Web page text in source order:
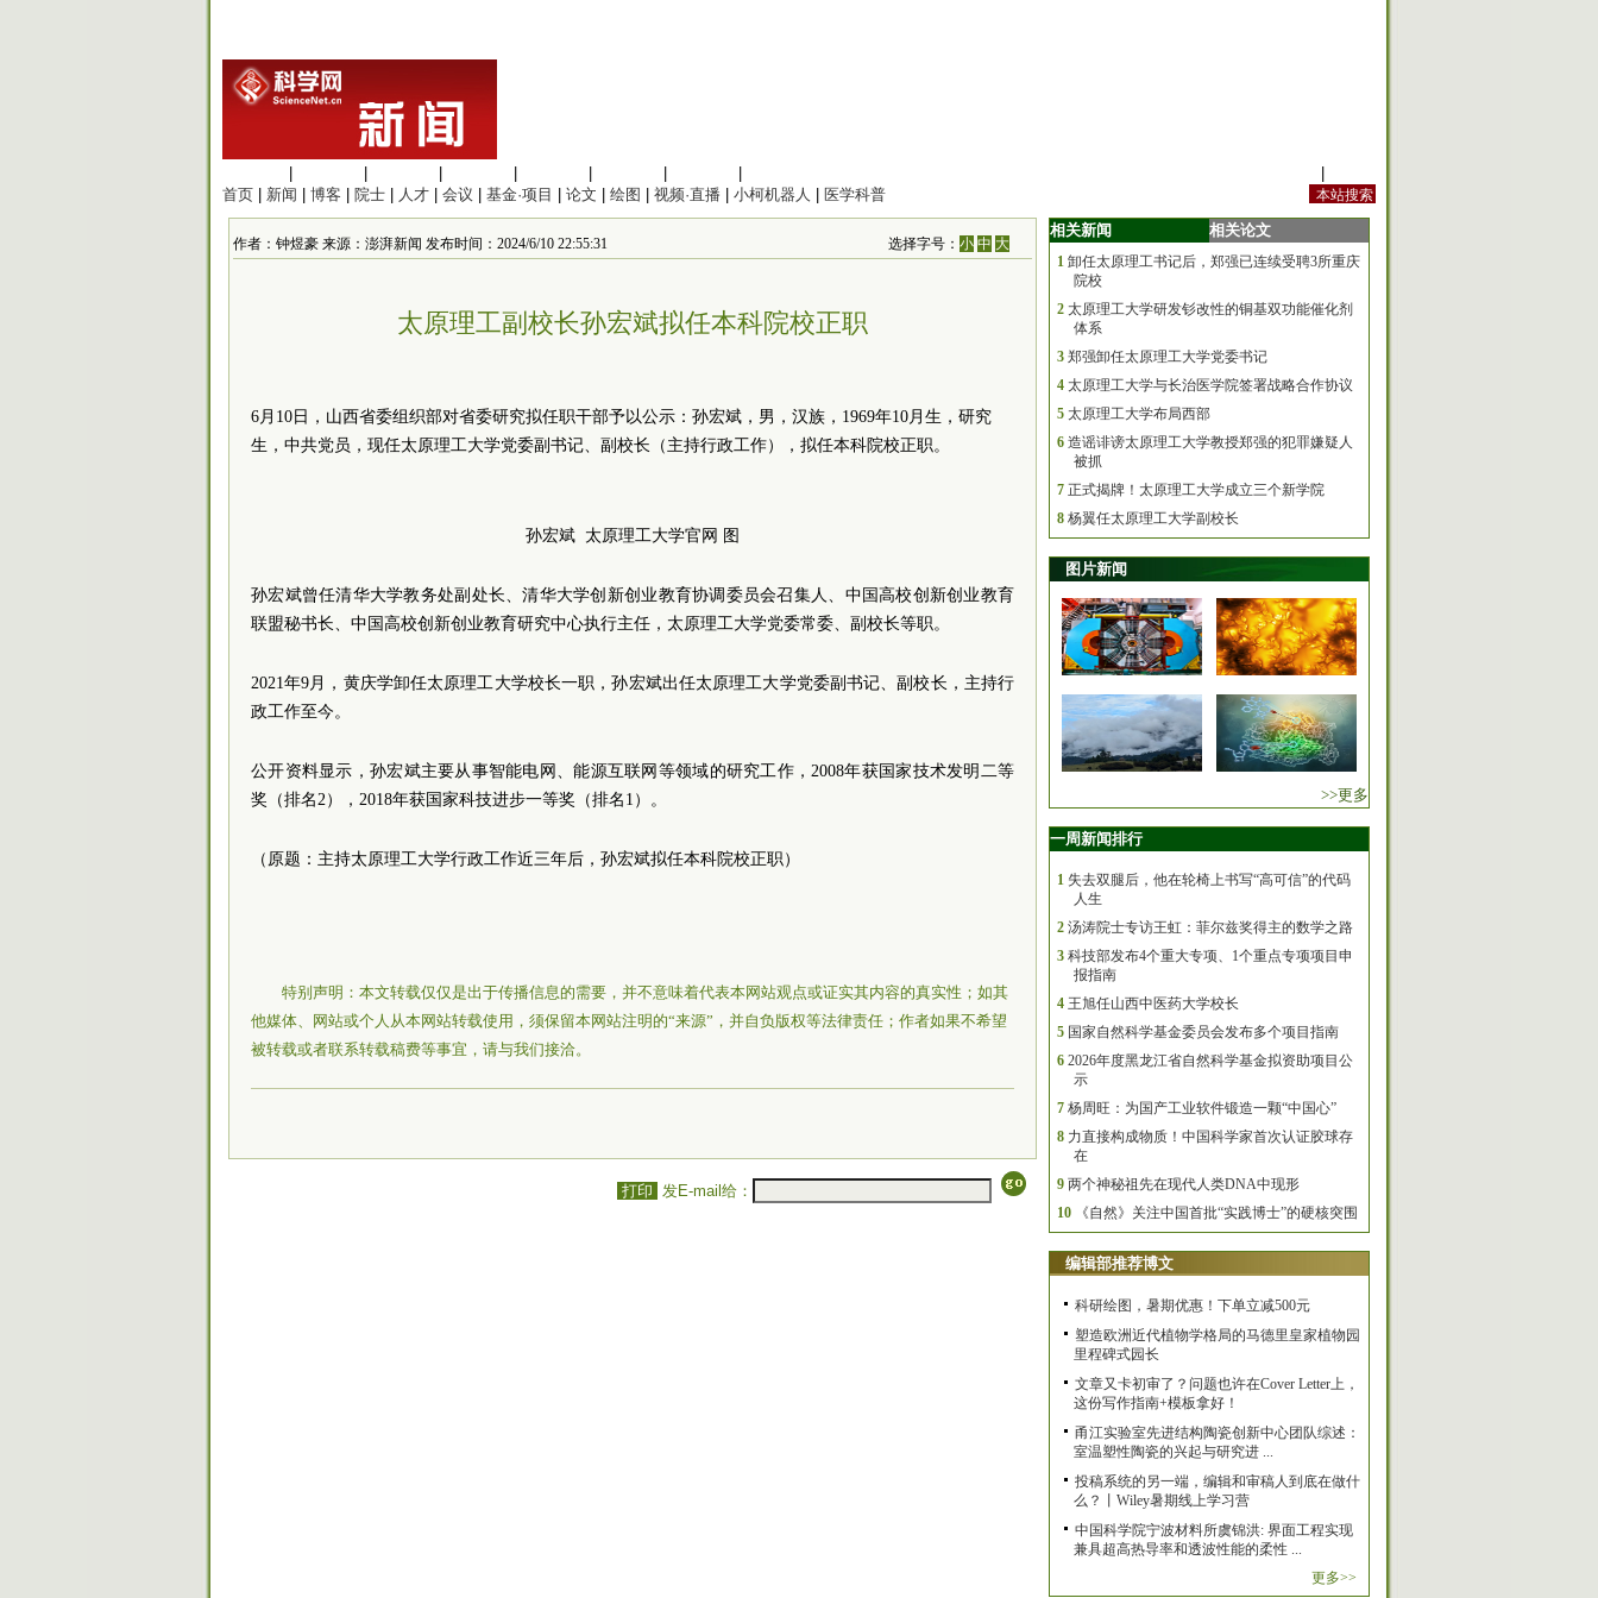
首页
新闻 博客 院士 人才 会议 基金·项目 论文 绘图 视频·直播 小柯机器人 医学科普
作者：钟煜豪 来源：澎湃新闻 发布时间：2024/6/10 22:55:31 选择字号：小 中 大
太原理工副校长孙宏斌拟任本科院校正职
6月10日，山西省委组织部对省委研究拟任职干部予以公示：孙宏斌，男，汉族，1969年10月生，研究
生，中共党员，现任太原理工大学党委副书记、副校长（主持行政工作），拟任本科院校正职。
孙宏斌 太原理工大学官网 图
孙宏斌曾任清华大学教务处副处长、清华大学创新创业教育协调委员会召集人、中国高校创新创业教育
联盟秘书长、中国高校创新创业教育研究中心执行主任，太原理工大学党委常委、副校长等职。
2021年9月，黄庆学卸任太原理工大学校长一职，孙宏斌出任太原理工大学党委副书记、副校长，主持行
政工作至今。
公开资料显示，孙宏斌主要从事智能电网、能源互联网等领域的研究工作，2008年获国家技术发明二等
奖（排名2），2018年获国家科技进步一等奖（排名1）。
（原题：主持太原理工大学行政工作近三年后，孙宏斌拟任本科院校正职）
特别声明：本文转载仅仅是出于传播信息的需要，并不意味着代表本网站观点或证实其内容的真实性；如其
他媒体、网站或个人从本网站转载使用，须保留本网站注明的“来源”，并自负版权等法律责任；作者如果不希望
被转载或者联系转载稿费等事宜，请与我们接洽。
打印 发E-mail给：
相关新闻 相关论文
1 卸任太原理工书记后，郑强已连续受聘3所重庆
院校
2 太原理工大学研发钐改性的铜基双功能催化剂
体系
3 郑强卸任太原理工大学党委书记
4 太原理工大学与长治医学院签署战略合作协议
5 太原理工大学布局西部
6 造谣诽谤太原理工大学教授郑强的犯罪嫌疑人
被抓
7 正式揭牌！太原理工大学成立三个新学院
8 杨翼任太原理工大学副校长
图片新闻
>>更多
一周新闻排行
1 失去双腿后，他在轮椅上书写“高可信”的代码
人生
2 汤涛院士专访王虹：菲尔兹奖得主的数学之路
3 科技部发布4个重大专项、1个重点专项项目申
报指南
4 王旭任山西中医药大学校长
5 国家自然科学基金委员会发布多个项目指南
6 2026年度黑龙江省自然科学基金拟资助项目公
示
7 杨周旺：为国产工业软件锻造一颗“中国心”
8 力直接构成物质！中国科学家首次认证胶球存
在
9 两个神秘祖先在现代人类DNA中现形
10
《自然》关注中国首批“实践博士”的硬核突围
编辑部推荐博文
科研绘图，暑期优惠！下单立减500元
塑造欧洲近代植物学格局的马德里皇家植物园
里程碑式园长
文章又卡初审了？问题也许在Cover Letter上，
这份写作指南+模板拿好！
甬江实验室先进结构陶瓷创新中心团队综述：
室温塑性陶瓷的兴起与研究进 ...
投稿系统的另一端，编辑和审稿人到底在做什
么？丨Wiley暑期线上学习营
中国科学院宁波材料所虞锦洪: 界面工程实现
兼具超高热导率和透波性能的柔性 ...
更多>>